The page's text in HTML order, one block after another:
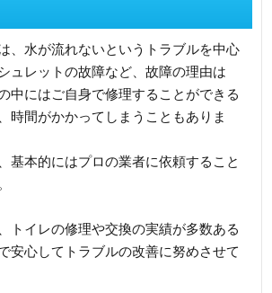
、水が流れないというトラブルを中心
ュレットの故障など、故障の理由は
中にはご自身で修理することができる
時間がかかってしまうこともありま
基本的にはプロの業者に依頼すること
トイレの修理や交換の実績が多数ある
安心してトラブルの改善に努めさせて